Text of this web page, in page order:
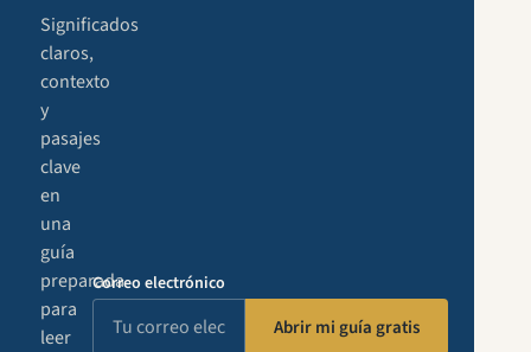
Significados
claros,
contexto
y
pasajes
clave
en
una
guía
preparada
para
leer
Correo electrónico
Abrir mi guía gratis